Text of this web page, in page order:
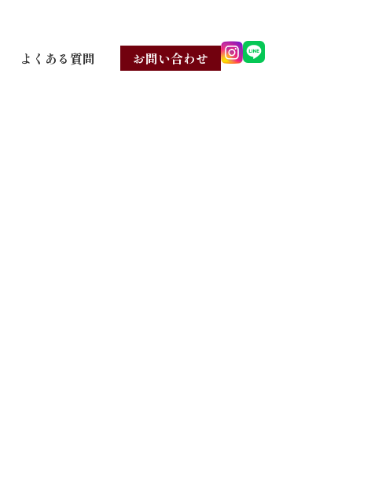
よくある質問 お問い合わせ